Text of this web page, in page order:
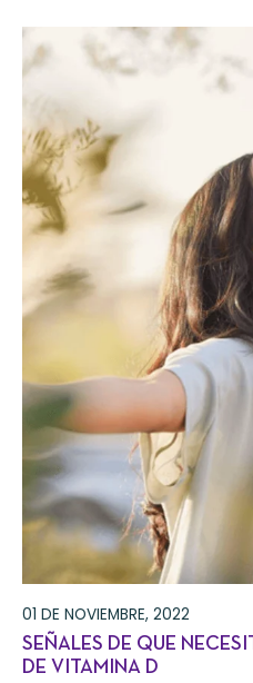
01 DE NOVIEMBRE, 2022
SEÑALES DE QUE
DE VITAMINA D